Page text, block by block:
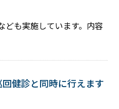
ども実施しています。内容
健診と同時に行えます